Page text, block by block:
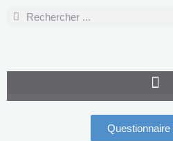
Questionnaire